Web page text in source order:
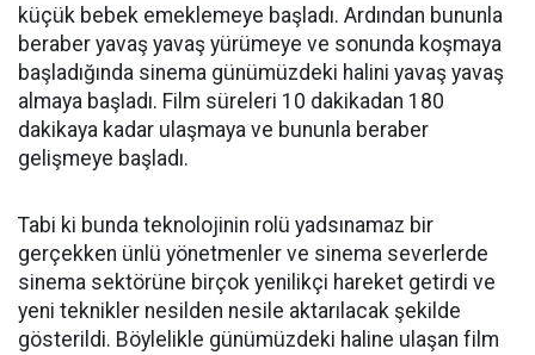
küçük bebek emeklemeye başladı. Ardından bununla
beraber yavaş yavaş yürümeye ve sonunda koşmaya
başladığında sinema günümüzdeki halini yavaş yavaş
almaya başladı. Film süreleri 10 dakikadan 180
dakikaya kadar ulaşmaya ve bununla beraber
gelişmeye başladı.
Tabi ki bunda teknolojinin rolü yadsınamaz bir
gerçekken ünlü yönetmenler ve sinema severlerde
sinema sektörüne birçok yenilikçi hareket getirdi ve
yeni teknikler nesilden nesile aktarılacak şekilde
gösterildi. Böylelikle günümüzdeki haline ulaşan film